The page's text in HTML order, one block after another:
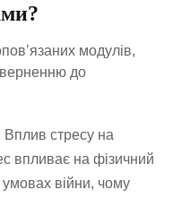
модулів,
до
стресу на
впливає на фізичний
війни, чому